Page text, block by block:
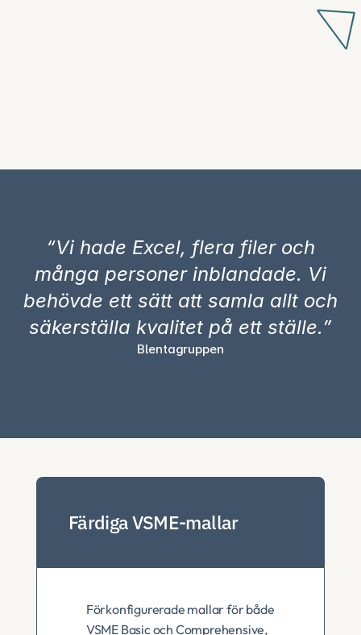
“Vi hade Excel, flera filer och
många personer inblandade. Vi
behövde ett sätt att samla allt och
säkerställa kvalitet på ett ställe.”
Blentagruppen
Färdiga VSME-mallar
Förkonfigurerade mallar för både
VSME Basic och Comprehensive,